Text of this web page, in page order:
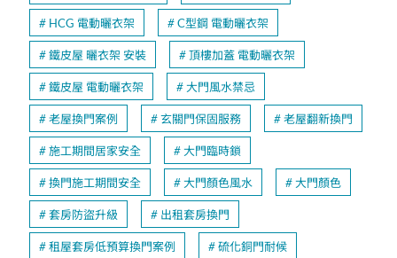
HCG 電動曬衣架 C型鋼 電動曬衣架
鐵皮屋 曬衣架 安裝 頂樓加蓋 電動曬衣架
鐵皮屋 電動曬衣架 大門風水禁忌
老屋換門案例 玄關門保固服務 老屋翻新換門
施工期間居家安全 大門臨時鎖
換門施工期間安全 大門顏色風水 大門顏色
套房防盜升級 出租套房換門
租屋套房低預算換門案例 硫化銅門耐候